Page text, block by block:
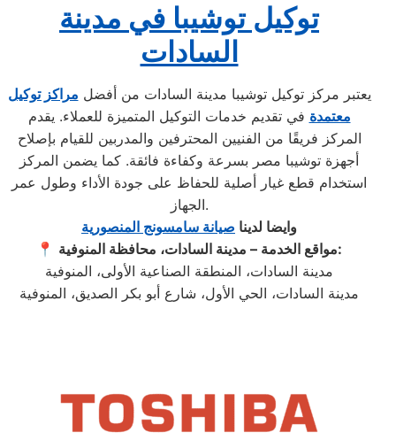
توكيل توشيبا في مدينة
السادات
يعتبر مركز توكيل توشيبا مدينة السادات من أفضل مراكز توكيل
معتمدة في تقديم خدمات التوكيل المتميزة للعملاء. يقدم
المركز فريقًا من الفنيين المحترفين والمدربين للقيام بإصلاح
أجهزة توشيبا مصر بسرعة وكفاءة فائقة. كما يضمن المركز
استخدام قطع غيار أصلية للحفاظ على جودة الأداء وطول عمر
الجهاز.
وايضا لدينا صيانة سامسونج المنصورية
📍
مواقع الخدمة – مدينة السادات، محافظة المنوفية:
مدينة السادات، المنطقة الصناعية الأولى، المنوفية
مدينة السادات، الحي الأول، شارع أبو بكر الصديق، المنوفية